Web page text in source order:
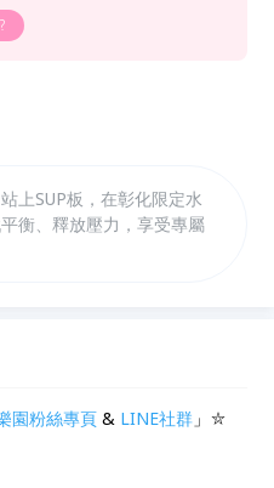
上SUP板，在彰化限定水
衡、釋放壓力，享受專屬
園粉絲專頁 & LINE社群 」⛦